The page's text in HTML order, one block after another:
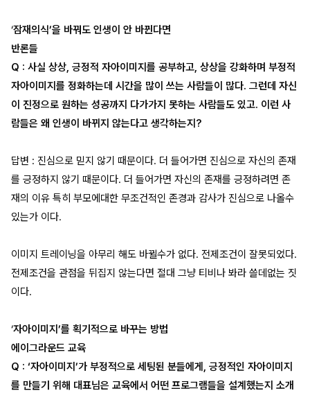
‘잠재의식’을 바꿔도 인생이 안 바뀐다면
반론들
Q : 사실 상상, 긍정적 자아이미지를 공부하고, 상상을 강화하며 부정적
자아이미지를 정화하는데 시간을 많이 쓰는 사람들이 많다. 그런데 자신
이 진정으로 원하는 성공까지 다가가지 못하는 사람들도 있고. 이런 사
람들은 왜 인생이 바뀌지 않는다고 생각하는지?
답변 : 진심으로 믿지 않기 때문이다. 더 들어가면 진심으로 자신의 존재
를 긍정하지 않기 때문이다. 더 들어가면 자신의 존재를 긍정하려면 존
재의 이유 특히 부모에대한 무조건적인 존경과 감사가 진심으로 나올수
있는가 이다.
이미지 트레이닝을 아무리 해도 바뀔수가 없다. 전제조건이 잘못되었다.
전제조건을 관점을 뒤집지 않는다면 절대 그냥 티비나 봐라 쓸데없는 짓
이다.
‘자아이미지’를 획기적으로 바꾸는 방법
에이그라운드 교육
Q : ‘자아이미지’가 부정적으로 세팅된 분들에게, 긍정적인 자아이미지
를 만들기 위해 대표님은 교육에서 어떤 프로그램들을 설계했는지 소개